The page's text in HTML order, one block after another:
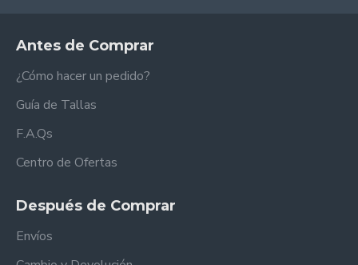
Antes de Comprar
¿Cómo hacer un pedido?
Guía de Tallas
F.A.Qs
Centro de Ofertas
Después de Comprar
Envíos